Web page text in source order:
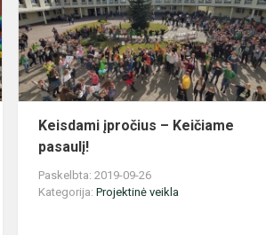
išmintis!
Keisdami įpročius – Keičiame
pasaulį!
Paskelbta: 2019-09-26
Kategorija:Projektinė veikla